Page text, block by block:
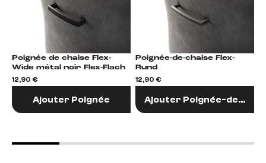
Poignée de chaise Flex-
Wide métal noir Flex-Flach
12,90 €
Ajouter Poignée
Poignée-de-chaise Flex-
Rund
12,90 €
Ajouter Poignée-de-